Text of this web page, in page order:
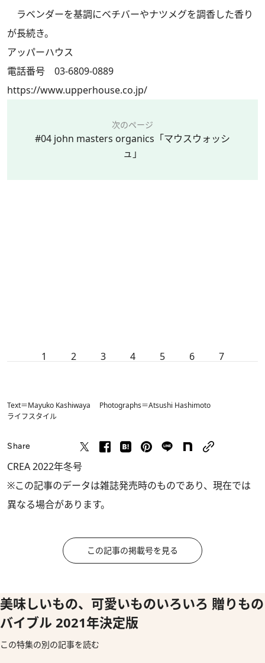
ラベンダーを基調にベチバーやナツメグを調香した香り
が長続き。
アッパーハウス
電話番号 03-6809-0889
https://www.upperhouse.co.jp/
次のページ
#04 john masters organics「マウスウォッシ
ュ」
1 2 3 4 5 6 7
Text＝Mayuko Kashiwaya Photographs＝Atsushi Hashimoto
ライフスタイル
Share
CREA 2022年冬号
※この記事のデータは雑誌発売時のものであり、現在では
異なる場合があります。
この記事の掲載号を見る
美味しいもの、可愛いものいろいろ 贈りもの
バイブル 2021年決定版
この特集の別の記事を読む